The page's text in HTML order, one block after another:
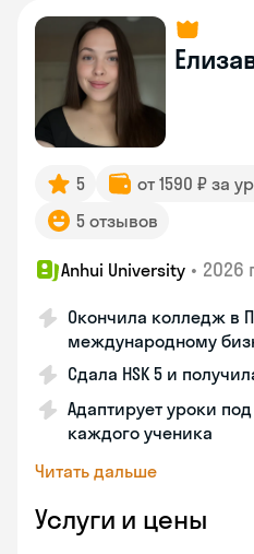
5 от 1590 ₽ за
5 отзывов
Anhui University • 2026
Окончила колледж в
международному
Сдала HSK 5 и
Адаптирует уроки
каждого ученика
Читать дальше
Услуги и цены